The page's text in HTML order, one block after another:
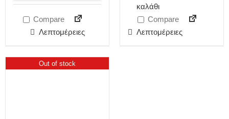
Compare
Λεπτομέρειες
καλάθι
Compare
Λεπτομέρειες
Out of stock